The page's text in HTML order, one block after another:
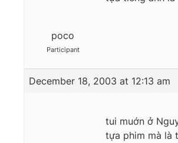
poco
Participant
December 18, 2003 at 12:13 am
tui muớn ở
tựa phim mà là